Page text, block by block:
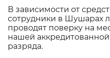
В зависимости от
сотрудники в Шушарах
проводят поверку на
нашей
разряда.